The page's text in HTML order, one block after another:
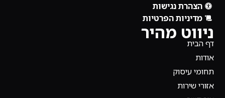
ניווט מהיר
דף הבית
אודות
תחומי עיסוק
אזורי שירות
הצהרת נגישות
מדיניות הפרטיות